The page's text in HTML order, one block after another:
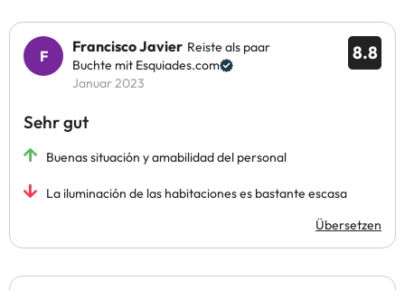
8.8
Francisco Javier Reiste als paar
Buchte mit Esquiades.com
Januar 2023
Sehr gut
Buenas situación y amabilidad del personal
La iluminación de las habitaciones es bastante escasa
Übersetzen